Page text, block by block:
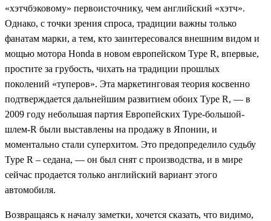
«хэтчбэковому» первоисточнику, чем английский «хэтч».
Однако, с точки зрения спроса, традиции важны только
фанатам марки, а тем, кто заинтересовался внешним видом и
мощью мотора Honda в новом европейском Type R, впервые,
простите за грубость, чихать на традиции прошлых
поколений «туперов». Эта маркетинговая теория косвенно
подтверждается дальнейшим развитием обоих Type R, — в
2009 году небольшая партия Европейских Type-большой-
шлем-R были выставлены на продажу в Японии, и
моментально стали суперхитом. Это предопределило судьбу
Type R – седана, — он был снят с производства, и в мире
сейчас продается только английский вариант этого
автомобиля.
Возвращаясь к началу заметки, хочется сказать, что видимо,